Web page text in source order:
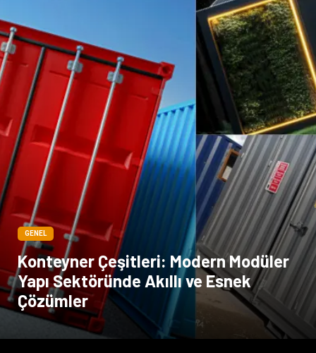
GENEL
Konteyner Çeşitleri: Modern Modüler
Yapı Sektöründe Akıllı ve Esnek
Çözümler